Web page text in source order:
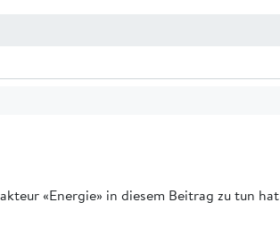
«Energie» in diesem Beitrag zu tun